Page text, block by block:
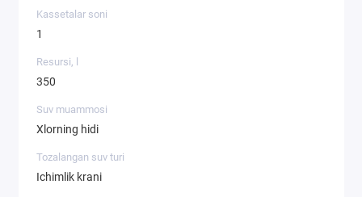
Kassetalar soni
1
Resursi, l
350
Suv muammosi
Xlorning hidi
Tozalangan suv turi
Ichimlik krani